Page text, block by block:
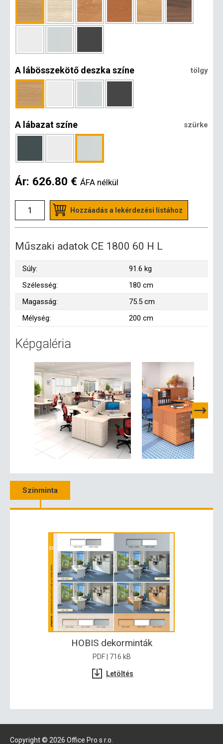
A lábösszekötő deszka színe tölgy
A lábazat színe szürke
Ár: 626.80 € ÁFA nélkül
Hozzáadás a lekérdezési listához
Műszaki adatok CE 1800 60 H L
Súly:
91.6 kg
Szélesség:
180 cm
Magasság:
75.5 cm
Mélység:
200 cm
Képgaléria
Színminta
HOBIS dekorminták
PDF | 716 kB
Letöltés
Copyright © 2026 Office Pro s r.o.